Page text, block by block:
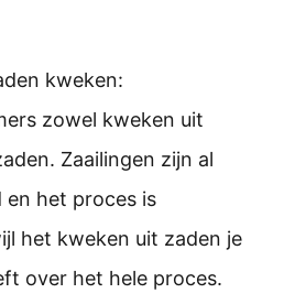
kweken:
zowel kweken uit
Zaailingen zijn al
en het proces is
het kweken uit zaden je
over het hele proces.